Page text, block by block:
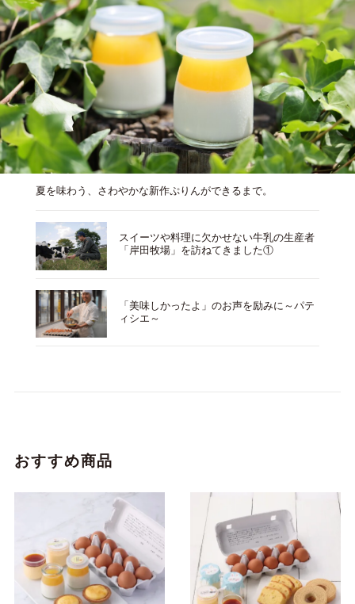
夏を味わう、さわやかな新作ぷりんができるまで。
スイーツや料理に欠かせない牛乳の生産者
「岸田牧場」を訪ねてきました①
「美味しかったよ」のお声を励みに～パテ
ィシエ～
おすすめ商品